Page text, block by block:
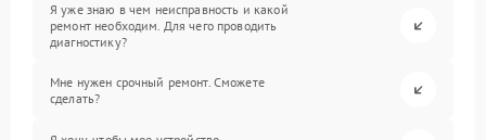
Я уже знаю в чем неисправность и какой
ремонт необходим. Для чего проводить
диагностику?
Мне нужен срочный ремонт. Сможете
сделать?